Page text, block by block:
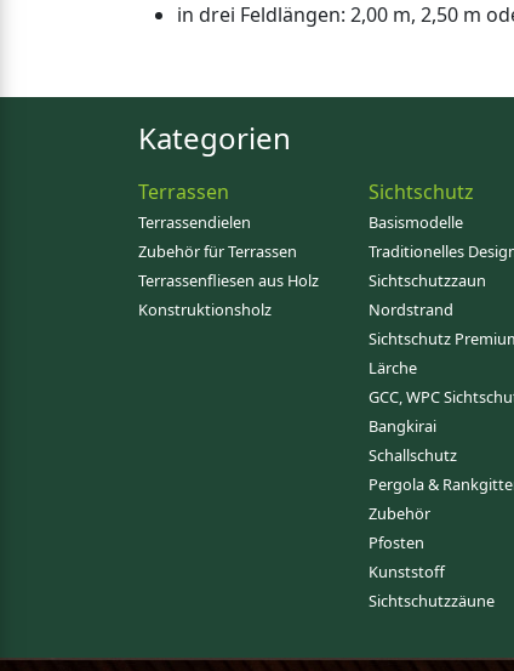
in drei Feldlängen: 2,00 m, 2,50 m
Kategorien
Terrassen
Terrassendielen
Zubehör für Terrassen
Terrassenfliesen aus Holz
Konstruktionsholz
Sichtschutz
Basismodelle
Traditionelles
Sichtschutzzaun
Nordstrand
Sichtschutz
Lärche
GCC, WPC
Bangkirai
Schallschutz
Pergola &
Zubehör
Pfosten
Kunststoff
Sichtschutzzäune